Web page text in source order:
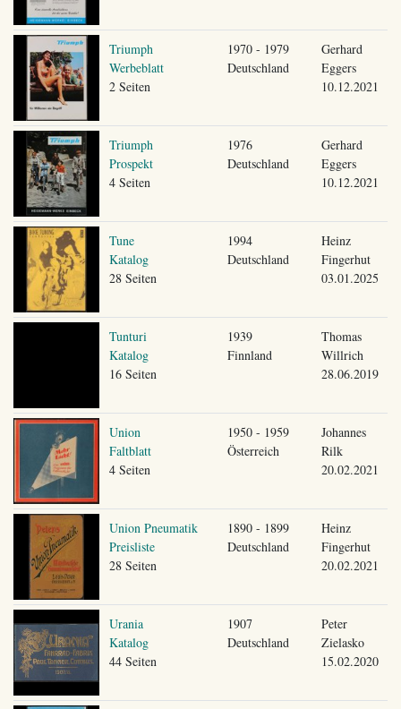
Triumph
Werbeblatt
2 Seiten
1970 - 1979
Deutschland
Gerhard
Eggers
10.12.2021
Triumph
Prospekt
4 Seiten
1976
Deutschland
Gerhard
Eggers
10.12.2021
Tune
Katalog
28 Seiten
1994
Deutschland
Heinz
Fingerhut
03.01.2025
Tunturi
Katalog
16 Seiten
1939
Finnland
Thomas
Willrich
28.06.2019
Union
Faltblatt
4 Seiten
1950 - 1959
Österreich
Johannes
Rilk
20.02.2021
Union Pneumatik
Preisliste
28 Seiten
1890 - 1899
Deutschland
Heinz
Fingerhut
20.02.2021
Urania
Katalog
44 Seiten
1907
Deutschland
Peter
Zielasko
15.02.2020